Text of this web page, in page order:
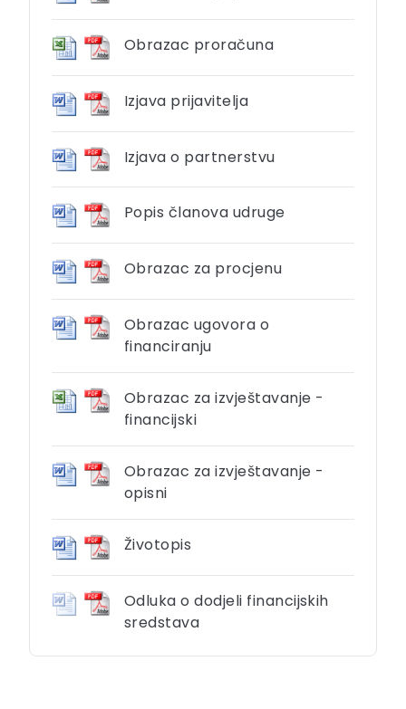
Obrazac proračuna
Izjava prijavitelja
Izjava o partnerstvu
Popis članova udruge
Obrazac za procjenu
Obrazac ugovora o
financiranju
Obrazac za izvještavanje -
financijski
Obrazac za izvještavanje -
opisni
Životopis
Odluka o dodjeli financijskih
sredstava